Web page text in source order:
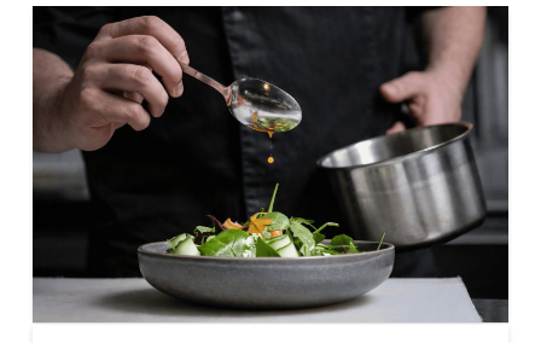
graines
à
germer
pour
enfants
(et
comment
les
leur